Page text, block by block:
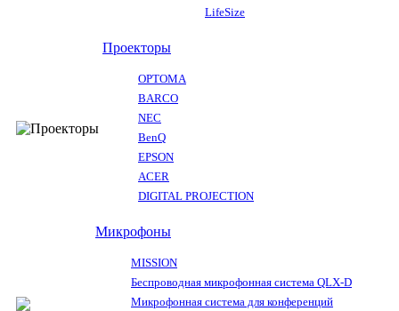
LifeSize
Проекторы
OPTOMA
BARCO
NEC
BenQ
EPSON
ACER
DIGITAL PROJECTION
Микрофоны
MISSION
Беспроводная микрофонная система QLX-D
Микрофонная система для конференций